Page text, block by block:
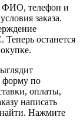
ФИО, телефон и
заказа.
останется
форму по
оплаты,
написать
Нажмите